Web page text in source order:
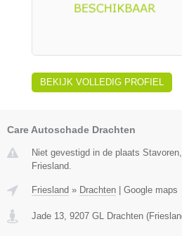
BEKIJK VOLLEDIG PROFIEL
Care Autoschade Drachten
Niet gevestigd in de plaats
Friesland.
Friesland » Drachten Google maps
Jade 13, 9207 GL Drachten (